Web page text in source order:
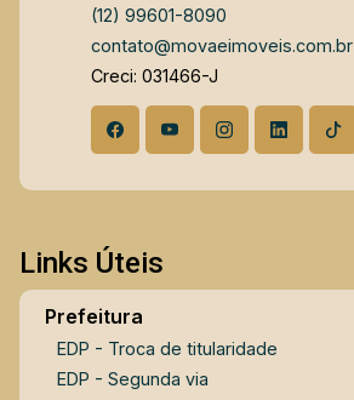
(12) 99601-8090
contato@movaeimoveis.com.br
Creci: 031466-J
Links Úteis
Prefeitura
EDP - Troca de titularidade
EDP - Segunda via